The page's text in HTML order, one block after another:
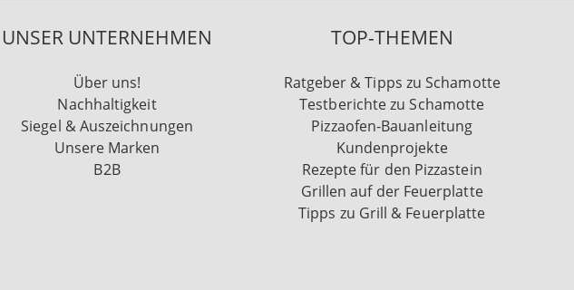
UNSER UNTERNEHMEN
Über uns!
Nachhaltigkeit
Siegel & Auszeichnungen
Unsere Marken
B2B
TOP-THEMEN
Ratgeber & Tipps zu Schamotte
Testberichte zu Schamotte
Pizzaofen-Bauanleitung
Kundenprojekte
Rezepte für den Pizzastein
Grillen auf der Feuerplatte
Tipps zu Grill & Feuerplatte